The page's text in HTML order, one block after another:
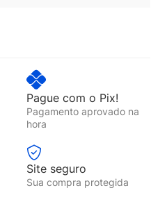
Pague com o Pix!
Pagamento aprovado na
hora
Site seguro
Sua compra protegida